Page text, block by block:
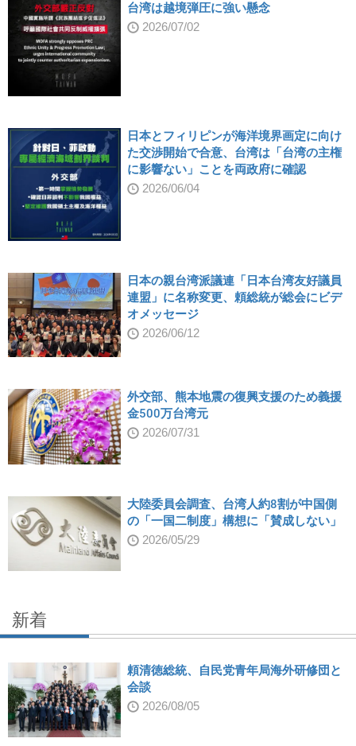
台湾は越境弾圧に強い懸念
2026/07/02
日本とフィリピンが海洋境界画定に向け
た交渉開始で合意、台湾は「台湾の主権
に影響ない」ことを両政府に確認
2026/06/04
日本の親台湾派議連「日本台湾友好議員
連盟」に名称変更、頼総統が総会にビデ
オメッセージ
2026/06/12
外交部、熊本地震の復興支援のため義援
金500万台湾元
2026/07/31
大陸委員会調査、台湾人約8割が中国側
の「一国二制度」構想に「賛成しない」
2026/05/29
新着
頼清徳総統、自民党青年局海外研修団と
会談
2026/08/05